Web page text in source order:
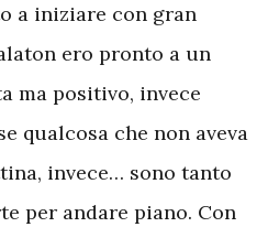
a iniziare con gran
ero pronto a un
ma positivo, invece
qualcosa che non aveva
invece… sono tanto
per andare piano. Con